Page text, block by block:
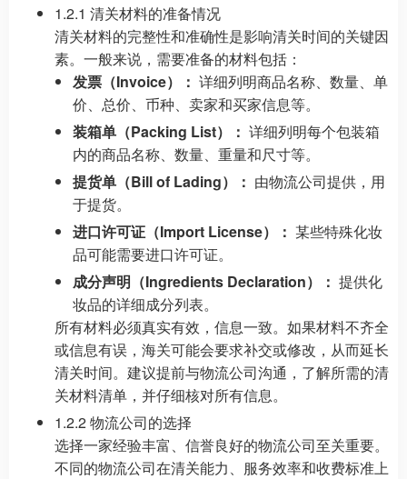
1.2.1 清关材料的准备情况
清关材料的完整性和准确性是影响清关时间的关键因
素。一般来说，需要准备的材料包括：
发票（Invoice）： 详细列明商品名称、数量、单
价、总价、币种、卖家和买家信息等。
装箱单（Packing List）： 详细列明每个包装箱
内的商品名称、数量、重量和尺寸等。
提货单（Bill of Lading）： 由物流公司提供，用
于提货。
进口许可证（Import License）： 某些特殊化妆
品可能需要进口许可证。
成分声明（Ingredients Declaration）： 提供化
妆品的详细成分列表。
所有材料必须真实有效，信息一致。如果材料不齐全
或信息有误，海关可能会要求补交或修改，从而延长
清关时间。建议提前与物流公司沟通，了解所需的清
关材料清单，并仔细核对所有信息。
1.2.2 物流公司的选择
选择一家经验丰富、信誉良好的物流公司至关重要。
不同的物流公司在清关能力、服务效率和收费标准上